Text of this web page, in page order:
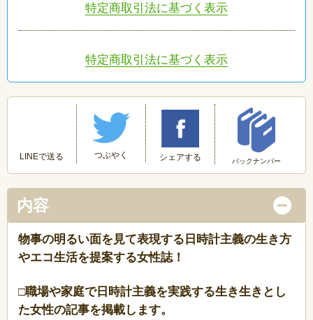
特定商取引法に基づく表示
特定商取引法に基づく表示
LINEで送る つぶやく シェアする バックナンバー
内容
物事の明るい面を見て表現する日時計主義の生き方
やエコ生活を提案する女性誌！
□職場や家庭で日時計主義を実践する生き生きとし
た女性の記事を掲載します。